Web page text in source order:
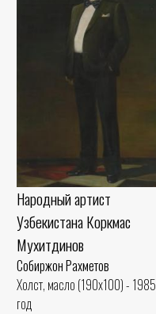
Народный артист
Узбекистана Коркмас
Мухитдинов
Собиржон Рахметов
Холст, масло (190x100) - 1985
год